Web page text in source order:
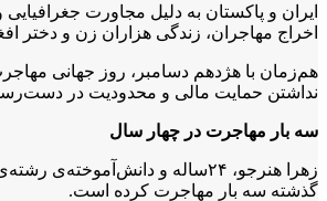
ایران و پاکستان به دلیل مجاورت
اخراج مهاجران، زندگی هزاران زن و دختر
هم‌زمان با هژدهم دسامبر، روز جهانی
نداشتن حمایت مالی و محدودیت در
سه بار مهاجرت در چهار سال
زهرا هنرجو، ۲۴ساله و
گذشته سه بار مهاجرت کرده است.